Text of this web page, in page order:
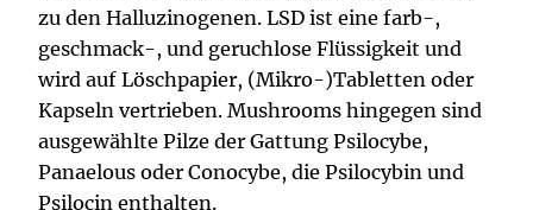
zu den Halluzinogenen. LSD ist eine farb-,
geschmack-, und geruchlose Flüssigkeit und
wird auf Löschpapier, (Mikro-)Tabletten oder
Kapseln vertrieben. Mushrooms hingegen sind
ausgewählte Pilze der Gattung Psilocybe,
Panaelous oder Conocybe, die Psilocybin und
Psilocin enthalten.